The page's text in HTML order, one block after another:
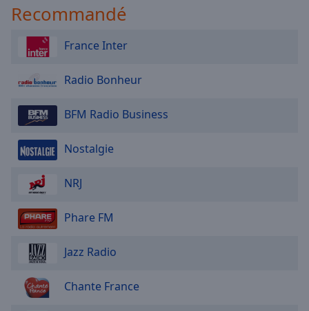
Recommandé
France Inter
Radio Bonheur
BFM Radio Business
Nostalgie
NRJ
Phare FM
Jazz Radio
Chante France